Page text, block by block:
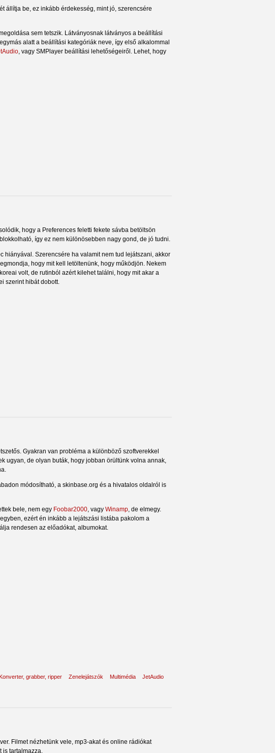
állítja be, ez inkább érdekesség, mint jó, szerencsére
sem tetszik. Látványosnak látványos a beállítási
alatt a beállítási kategóriák neve, így első alkalommal
, vagy SMPlayer beállítási lehetőségeiről. Lehet, hogy
hogy a Preferences feletti fekete sávba betöltsön
így ez nem különösebben nagy gond, de jó tudni.
hiányával. Szerencsére ha valamit nem tud lejátszani, akkor
hogy mit kell letöltenünk, hogy működjön. Nekem
volt, de rutinból azért kilehet találni, hogy mit akar a
szerint hibát dobott.
Gyakran van probléma a különböző szoftverekkel
ugyan, de olyan buták, hogy jobban örültünk volna annak,
módosítható, a skinbase.org és a hivatalos oldalról is
bele, nem egy Foobar2000 , vagy Winamp , de elmegy.
ezért én inkább a lejátszási listába pakolom a
rendesen az előadókat, albumokat.
Konverter, grabber, ripper Zenelejátszók Multimédia
JetAudio
Filmet nézhetünk vele, mp3-akat és online rádiókat
tartalmazza.